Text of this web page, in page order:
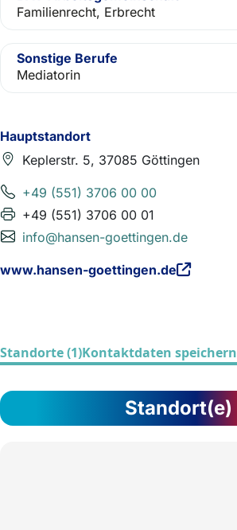
Hauptstandort
Keplerstr. 5, 37085 Göttingen
+49 (551) 3706 00 00
+49 (551) 3706 00 01
info@hansen-goettingen.de
www.hansen-goettingen.de
Familienrecht, Erbrecht
Sonstige Berufe
Mediatorin
Standorte (1)Kontaktdaten speichern
Standort(e)